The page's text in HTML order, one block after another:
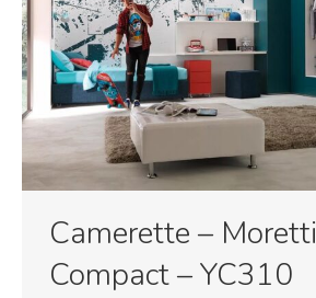
Camerette – Moretti
Compact – YC310